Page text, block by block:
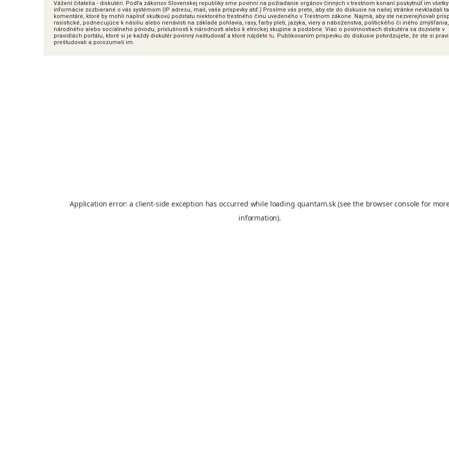
Vážení čitatelia - diskutéri. Podľa zákonov Slovenskej republiky sme povinní na požiadanie orgánov činných v trestnom konaní poskytnúť im všetky
informácie zozbierané o vás systémom (IP adresu, mail, vaše príspevky atď.) Prosíme vás preto, aby ste do diskusie na našej stránke nevkladali
komentáre, ktoré by mohli naplniť skutkovú podstatu niektorého trestného činu uvedeného v Trestnom zákone. Najmä, aby ste nezverejňovali
rasistické, podnecujúce k násiliu alebo nenávisti na základe pohlavia, rasy, farby pleti, jazyka, viery a náboženstva, politického či iného zmýšľania,
národného alebo sociálneho pôvodu, príslušnosti k národnosti alebo k etnickej skupine a podobne. Viac o povinnostiach diskutéra sa dozviete v
pravidlách portálu, ktoré si je každý diskutér povinný naštudovať a ktoré nájdete tu. Publikovaním príspevku do diskusie potvrdzujete, že ste si
preštudovali a porozumeli im.